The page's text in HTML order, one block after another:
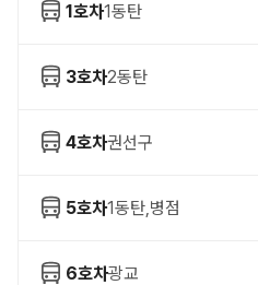
1호차1동탄
3호차2동탄
4호차권선구
5호차1동탄,병점
6호차광교